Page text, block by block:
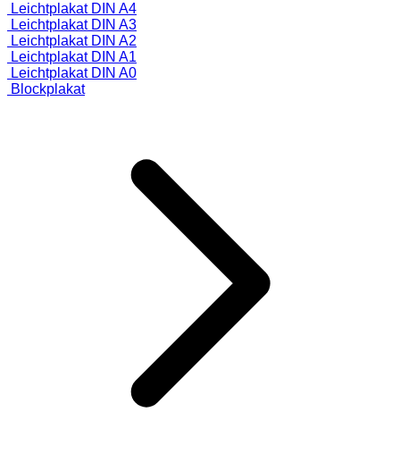
Leichtplakat DIN A4
Leichtplakat DIN A3
Leichtplakat DIN A2
Leichtplakat DIN A1
Leichtplakat DIN A0
Blockplakat